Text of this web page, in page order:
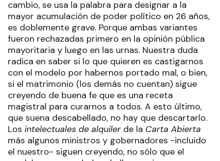
cambio, se usa la palabra para designar a la
mayor acumulación de poder político en 26 años,
es doblemente grave. Porque ambas variantes
fueron rechazadas primero en la opinión pública
mayoritaria y luego en las urnas. Nuestra duda
radica en saber si lo que quieren es castigarnos
con el modelo por habernos portado mal, o bien,
si el matrimonio (los demás no cuentan) sigue
creyendo de buena fe que es una receta
magistral para curarnos a todos. A esto último,
que suena descabellado, no hay que descartarlo.
Los intelectuales de alquiler de la Carta Abierta
más algunos ministros y gobernadores -incluido
el nuestro- siguen creyendo, no sólo que el